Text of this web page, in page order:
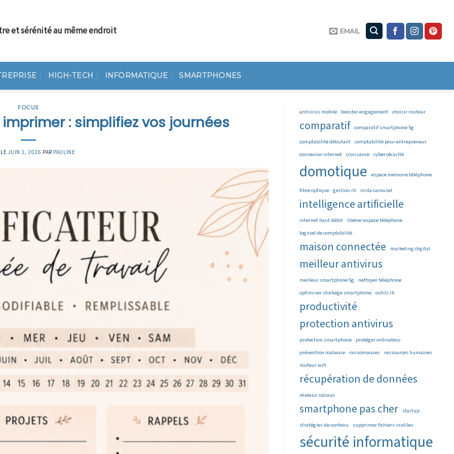
et sérénité au même endroit EMAIL
HIGH-TECH INFORMATIQUE SMARTPHONES
FOCUS
: simplifiez vos journées
JUIN 1, 2026 PAR PAULINE
antivirus mobile booster engagement choisir routeur
comparatif comparatif smartphone 5g
comptabilité débutant comptabilité pour entrepreneur
connexion internet croissance cybersécurité
domotique espace mémoire téléphone
fibre optique gestion rh insta-carousel
intelligence artificielle
internet haut débit libérer espace téléphone
logiciel de comptabilité
maison connectée marketing digital
meilleur antivirus
meilleur smartphone 5g
nettoyer téléphone
optimiser stockage smartphone outils rh
productivité
protection antivirus
protection smartphone protéger ordinateur
prévention malware ransomwares ressources humaines
routeur wifi
récupération de données
réseaux sociaux
smartphone pas cher startup
stratégies de contenu
supprimer fichiers inutiles
sécurité informatique